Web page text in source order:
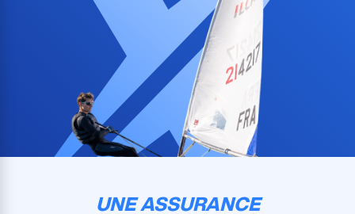
UNE ASSURANCE